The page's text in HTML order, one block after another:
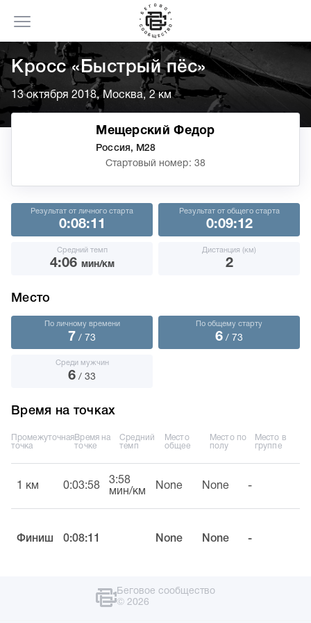
Кросс «Быстрый пёс»
13 октября 2018, Москва, 2 км
Мещерский Федор
Россия, М28
Стартовый номер: 38
Результат от личного старта
0:08:11
Результат от общего старта
0:09:12
Средний темп
4:06 мин/км
Дистанция (км)
2
Место
По личному времени
7 / 73
По общему старту
6 / 73
Среди мужчин
6 / 33
Время на точках
Промежуточная
точка
Время на
точке
Средний
темп
Место
общее
Место по
полу
Место в
группе
1 км 0:03:58
3:58
мин/км
None None -
Финиш 0:08:11 None None -
Беговое сообщество
© 2026